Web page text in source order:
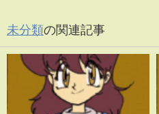
未分類の関連記事